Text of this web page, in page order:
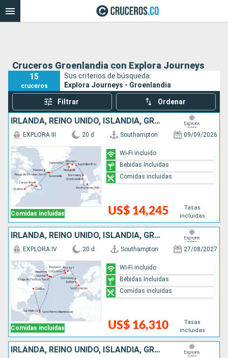
Cruceros Groenlandia con Explora Journeys
15
cruceros
Sus criterios de búsqueda:
Explora Journeys - Groenlandia
Filtrar Ordenar
IRLANDA, REINO UNIDO, ISLANDIA, GROENLANDIA, CANADÁ
Comidas incluidas
EXPLORA III 20 d Southampton 09/09/2026
US$ 14,245
Tasas
incluidas
Wi-Fi incluido
Bebidas Incluidas
Comidas incluidas
IRLANDA, REINO UNIDO, ISLANDIA, GROENLANDIA, ANTIGUA Y BARBUDA, CANADÁ
Comidas incluidas
EXPLORA IV 20 d Southampton 27/08/2027
US$ 16,310
Tasas
incluidas
Wi-Fi incluido
Bebidas Incluidas
Comidas incluidas
IRLANDA, REINO UNIDO, ISLANDIA, GROENLANDIA, ANTIGUA Y BARBUDA, CANADÁ, ESTADOS UNIDOS